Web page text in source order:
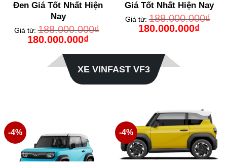
Đen Giá Tốt Nhất Hiện
Nay
Giá từ:188.000.000₫
Giá
gốc
188.000.000₫.
180.000.000₫Giá
hiện
Giá Tốt Nhất Hiện Nay
Giá từ:188.000.000₫
Giá
gốc
180.000.000₫Giá
hiện
XE VINFAST VF3
-4% -4%